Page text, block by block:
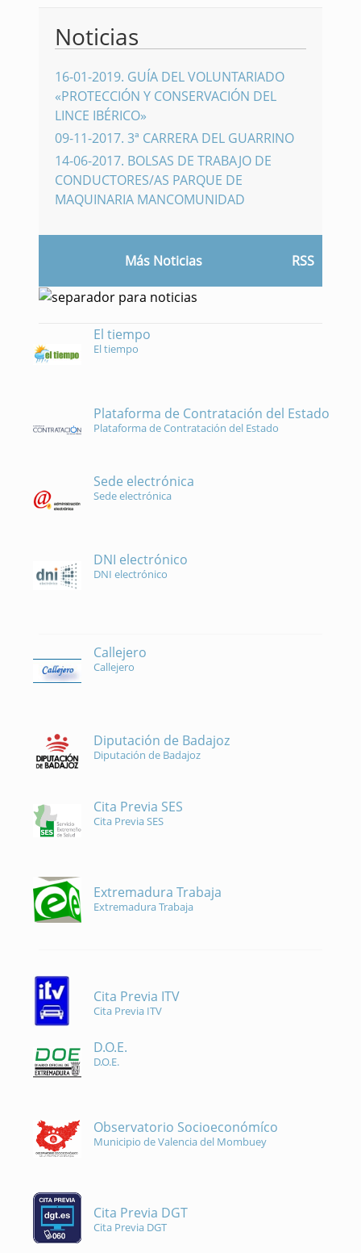
Noticias
16-01-2019. GUÍA DEL VOLUNTARIADO
«PROTECCIÓN Y CONSERVACIÓN DEL
LINCE IBÉRICO»
09-11-2017. 3ª CARRERA DEL GUARRINO
14-06-2017. BOLSAS DE TRABAJO DE
CONDUCTORES/AS PARQUE DE
MAQUINARIA MANCOMUNIDAD
Más Noticias RSS
El tiempo
El tiempo
Plataforma de Contratación del Estado
Plataforma de Contratación del Estado
Sede electrónica
Sede electrónica
DNI electrónico
DNI electrónico
Callejero
Callejero
Diputación de Badajoz
Diputación de Badajoz
Cita Previa SES
Cita Previa SES
Extremadura Trabaja
Extremadura Trabaja
Cita Previa ITV
Cita Previa ITV
D.O.E.
D.O.E.
Observatorio Socioeconómíco
Municipio de Valencia del Mombuey
Cita Previa DGT
Cita Previa DGT